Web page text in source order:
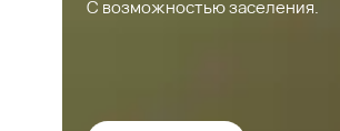
С возможностью заселения.